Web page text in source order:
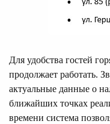
Для удобства гостей
продолжает работать.
актуальные данные о
ближайших точках
времени система